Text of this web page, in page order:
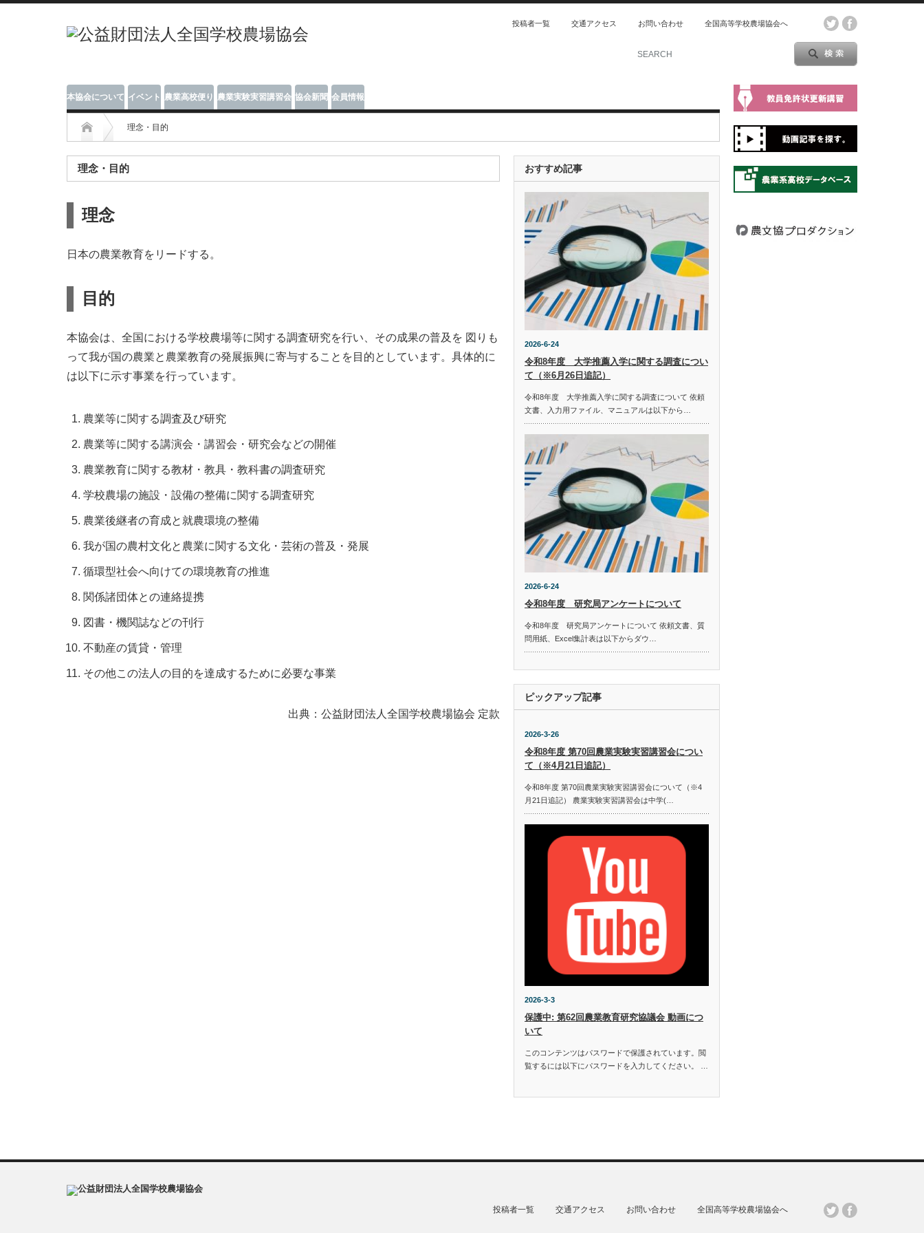
投稿者一覧 交通アクセス お問い合わせ 全国高等学校農場協会へ
本協会について イベント 農業高校便り 農業実験実習講習会 協会新聞 会員情報
理念・目的
理念・目的
理念
日本の農業教育をリードする。
目的
本協会は、全国における学校農場等に関する調査研究を行い、その成果の普及を 図りも
って我が国の農業と農業教育の発展振興に寄与することを目的としています。具体的に
は以下に示す事業を行っています。
農業等に関する調査及び研究
農業等に関する講演会・講習会・研究会などの開催
農業教育に関する教材・教具・教科書の調査研究
学校農場の施設・設備の整備に関する調査研究
農業後継者の育成と就農環境の整備
我が国の農村文化と農業に関する文化・芸術の普及・発展
循環型社会へ向けての環境教育の推進
関係諸団体との連絡提携
図書・機関誌などの刊行
不動産の賃貸・管理
その他この法人の目的を達成するために必要な事業
出典：公益財団法人全国学校農場協会 定款
おすすめ記事
2026-6-24
令和8年度 大学推薦入学に関する調査につい
て（※6月26日追記）
令和8年度 大学推薦入学に関する調査について 依頼
文書、入力用ファイル、マニュアルは以下から…
2026-6-24
令和8年度 研究局アンケートについて
令和8年度 研究局アンケートについて 依頼文書、質
問用紙、Excel集計表は以下からダウ…
ピックアップ記事
2026-3-26
令和8年度 第70回農業実験実習講習会につい
て（※4月21日追記）
令和8年度 第70回農業実験実習講習会について（※4
月21日追記） 農業実験実習講習会は中学(…
2026-3-3
保護中: 第62回農業教育研究協議会 動画につ
いて
このコンテンツはパスワードで保護されています。閲
覧するには以下にパスワードを入力してください。 …
投稿者一覧 交通アクセス お問い合わせ 全国高等学校農場協会へ